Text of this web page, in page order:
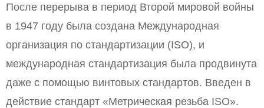
После перерыва в период Второй мировой войны
в 1947 году была создана Международная
организация по стандартизации (ISO), и
международная стандартизация была продвинута
даже с помощью винтовых стандартов. Введен в
действие стандарт «Метрическая резьба ISO».